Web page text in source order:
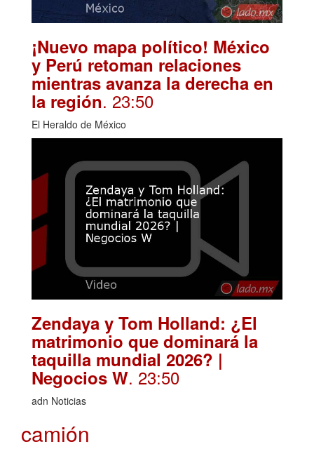
¡Nuevo mapa político! México
y Perú retoman relaciones
mientras avanza la derecha en
la región. 23:50
El Heraldo de México
Zendaya y Tom Holland: ¿El
matrimonio que dominará la
taquilla mundial 2026? |
Negocios W. 23:50
adn Noticias
camión